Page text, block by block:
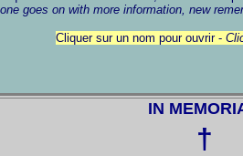
goes on with more information, new
Cliquer sur un nom pour ouvrir -
IN
†